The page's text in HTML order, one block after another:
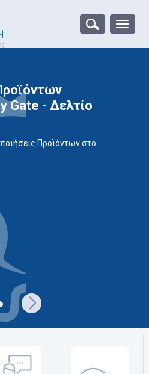
Toggle
Gate - Δελτίο
Προϊόντων στο